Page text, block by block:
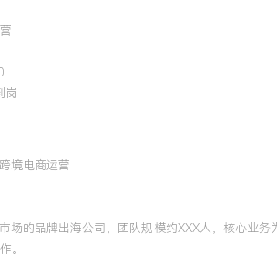
岗
境电商运营
场的品牌出海公司，团队规模约XXX人，核心业
。